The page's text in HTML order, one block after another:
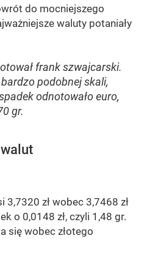
do mocniejszego
waluty potaniały
frank szwajcarski.
podobnej skali,
odnotowało euro,
gr.
3,7320 zł wobec 3,7468 zł
o 0,0148 zł, czyli 1,48 gr.
się wobec złotego